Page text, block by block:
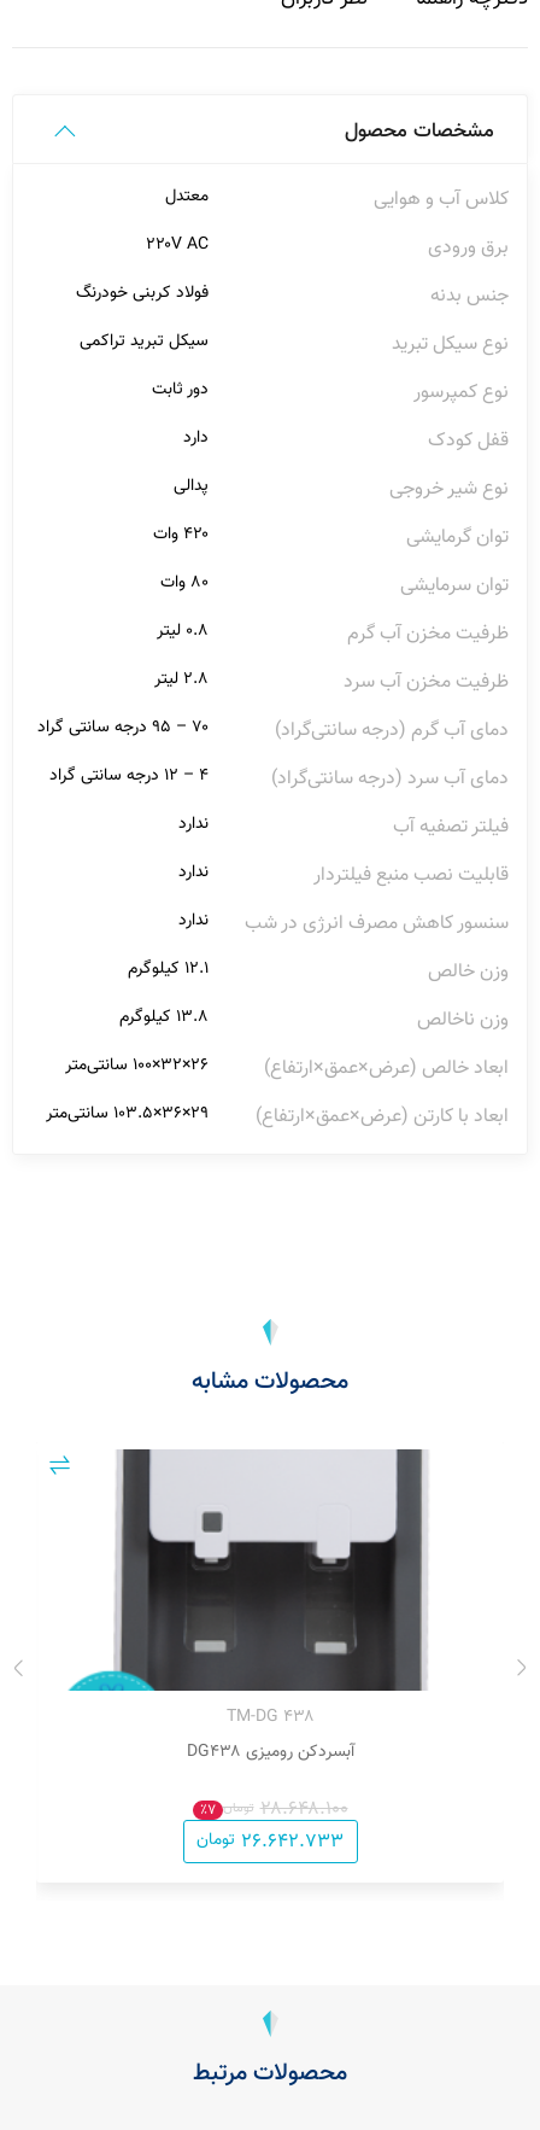
مشخصات محصول
کلاس آب و هوایی معتدل
برق ورودی ۲۲۰V AC
جنس بدنه فولاد کربنی خودرنگ
نوع سیکل تبرید سیکل تبرید تراکمی
نوع کمپرسور دور ثابت
قفل کودک دارد
نوع شیر خروجی پدالی
توان گرمایشی ۴۲۰ وات
توان سرمایشی ۸۰ وات
ظرفیت مخزن آب گرم ۰.۸ لیتر
ظرفیت مخزن آب سرد ۲.۸ لیتر
دمای آب گرم (درجه سانتی‌گراد) ۷۰ – ۹۵ درجه سانتی گراد
دمای آب سرد (درجه سانتی‌گراد) ۴ – ۱۲ درجه سانتی گراد
فیلتر تصفیه آب ندارد
قابلیت نصب منبع فیلتردار ندارد
سنسور کاهش مصرف انرژی در شب ندارد
وزن خالص ۱۲.۱ کیلوگرم
وزن ناخالص ۱۳.۸ کیلوگرم
ابعاد خالص (عرض×عمق×ارتفاع) ۲۶×۳۲×۱۰۰ سانتی‌متر
ابعاد با کارتن (عرض×عمق×ارتفاع) ۲۹×۳۶×۱۰۳.۵ سانتی‌متر
محصولات مشابه
۴۳۸ TM-DG
آبسردکن رومیزی DG۴۳۸
۲۸.۶۴۸.۱۰۰ تومان ٪۷
۲۶.۶۴۲.۷۳۳ تومان
محصولات مرتبط